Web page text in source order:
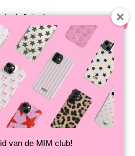
0
Zurück
- MIM AIRPODS 4
AUF LAGER
van de MIM club!